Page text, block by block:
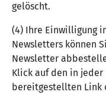
gelöscht.
(4) Ihre Einwilligung
Newsletters können
Newsletter
Klick auf den in
bereitgestellten Link